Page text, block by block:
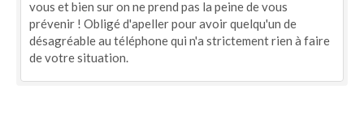
vous et bien sur on ne prend pas la peine de vous
prévenir ! Obligé d'apeller pour avoir quelqu'un de
désagréable au téléphone qui n'a strictement rien à faire
de votre situation.